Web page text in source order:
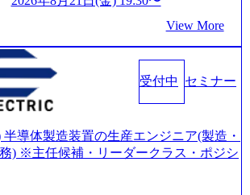
業界のクライアントの企業価値の最大
、戦略策定、組織改革、人材育成、業
どのコンサルティングサービスを一気
特徴（いわゆる総合コンサルティング
来は”DXエリアにSpir（槍）を指して
づけ 一昔前は金融が強い企業として認知
金融の売上割合は全体の3割。現在はTo
リック、製造業、通信、エンタメ、教
View More
受付中 セミナー
半導体製造装置の生産エンジニア(製造・
) ※主任候補・リーダークラス・ポジシ